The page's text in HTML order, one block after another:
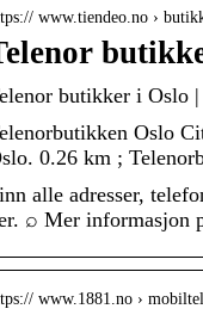
www.tiendeo.no ›
butikker i Oslo
Oslo
0.26 km ;
alle adresser,
⌕ Mer informasjon
www.1881.no ›